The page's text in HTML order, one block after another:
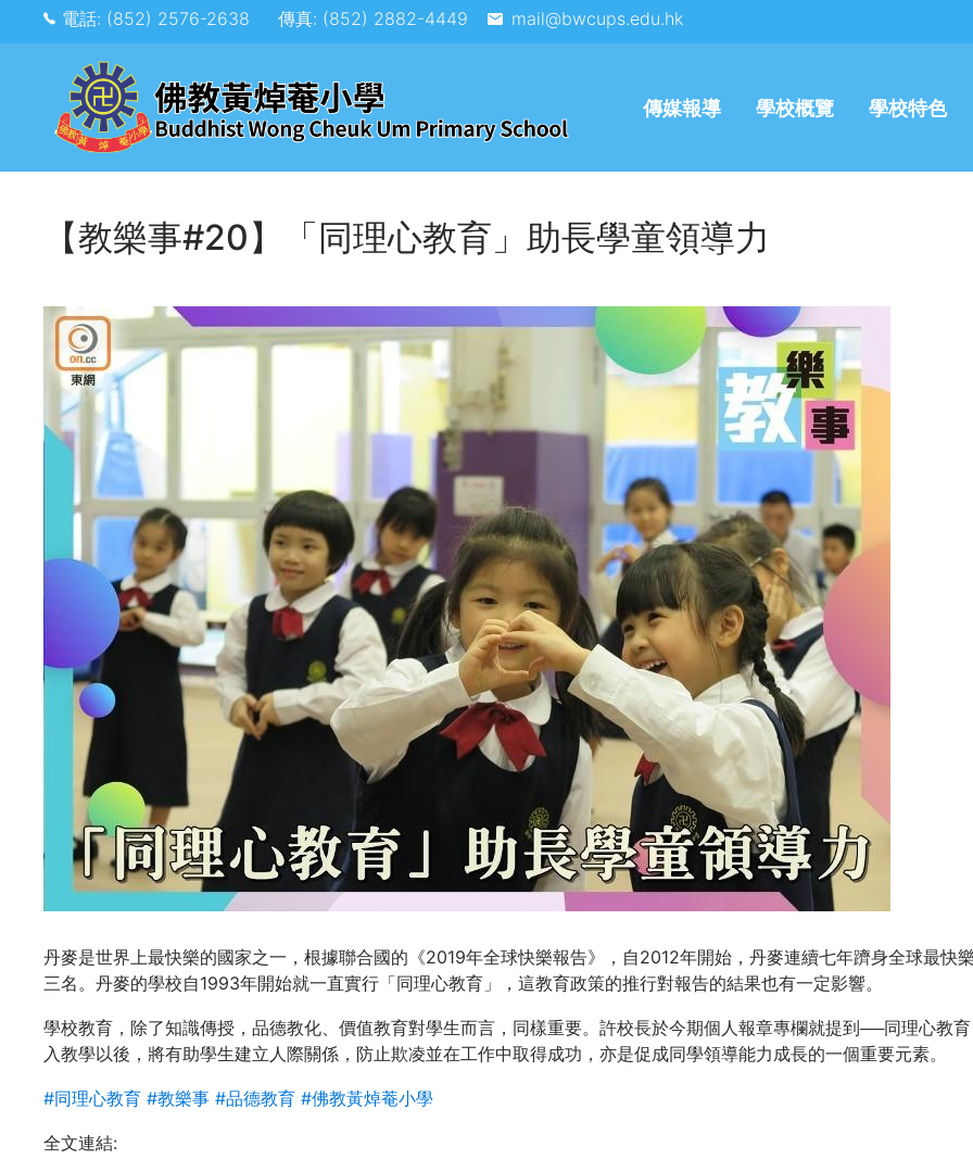
電話: (852) 2576-2638 傳真: (852) 2882-4449 mail@bwcups.edu.hk
傳媒報導 學校概覽 學校特色
【教樂事#20】「同理心教育」助長學童領導力
丹麥是世界上最快樂的國家之一，根據聯合國的《2019年全球快樂報告》，自2012年開始，丹麥連續七年躋身全球最快
三名。丹麥的學校自1993年開始就一直實行「同理心教育」，這教育政策的推行對報告的結果也有一定影響。
學校教育，除了知識傳授，品德教化、價值教育對學生而言，同樣重要。許校長於今期個人報章專欄就提到──同理心教
入教學以後，將有助學生建立人際關係，防止欺凌並在工作中取得成功，亦是促成同學領導能力成長的一個重要元素。
#同理心教育 #教樂事 #品德教育 #佛教黃焯菴小學
全文連結: